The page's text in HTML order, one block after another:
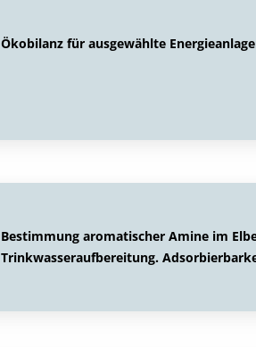
Ökobilanz für ausgewählte
Bestimmung aromatischer Amine im
Trinkwasseraufbereitung.